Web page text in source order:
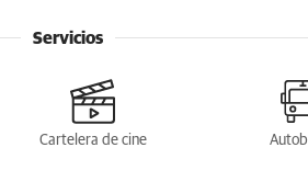
Servicios
Cartelera de cine